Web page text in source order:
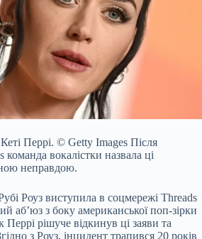
Перрі. © Getty Images Після
вокалістки назвала ці
неправдою.
Роуз виступила в соцмережі Threads
аб’юз з боку американської поп-зірки
Перрі рішуче відкинув ці заяви та
з Роуз, інцидент трапився 20 років